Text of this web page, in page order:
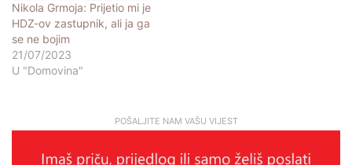
Nikola Grmoja: Prijetio mi je
HDZ-ov zastupnik, ali ja ga
se ne bojim
21/07/2023
U "Domovina"
POŠALJITE NAM VAŠU VIJEST